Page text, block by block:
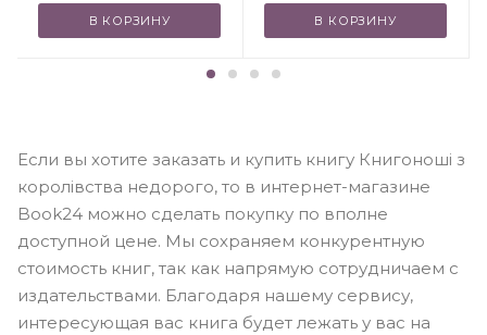
В КОРЗИНУ В КОРЗИНУ
Если вы хотите заказать и купить книгу Книгоноші з
королівства недорого, то в интернет-магазине
Book24 можно сделать покупку по вполне
доступной цене. Мы сохраняем конкурентную
стоимость книг, так как напрямую сотрудничаем с
издательствами. Благодаря нашему сервису,
интересующая вас книга будет лежать у вас на